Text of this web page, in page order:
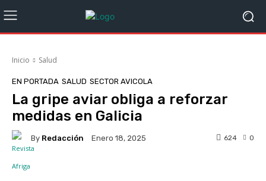
Inicio Salud
EN PORTADA SALUD SECTOR AVICOLA
La gripe aviar obliga a reforzar
medidas en Galicia
By Redacción Enero 18, 2025 0
624